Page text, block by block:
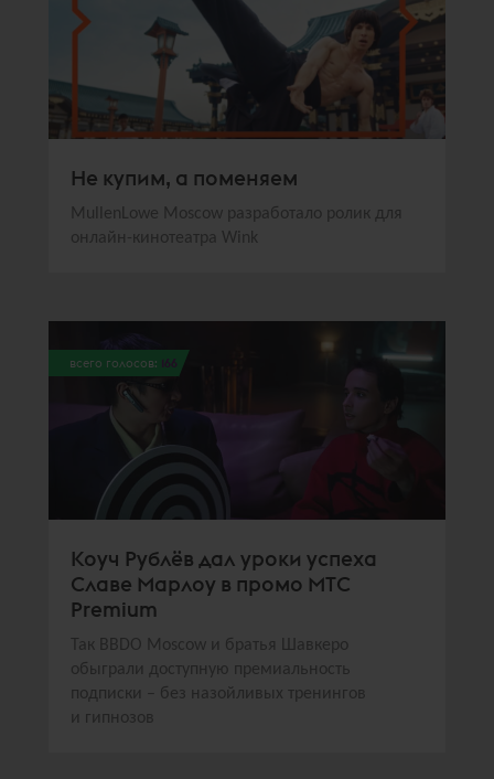
Не купим, а поменяем
MullenLowe Moscow разработало ролик для
онлайн-кинотеатра Wink
всего голосов: 166
Коуч Рублёв дал уроки успеха
Славе Марлоу в промо МТС
Premium
Так BBDO Moscow и братья Шавкеро
обыграли доступную премиальность
подписки – без назойливых тренингов
и гипнозов